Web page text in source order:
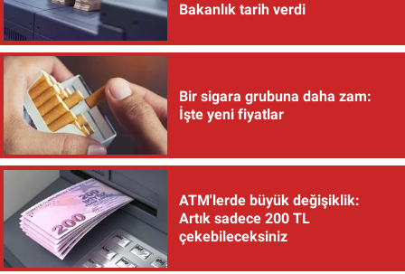
Bakanlık tarih verdi
Bir sigara grubuna daha zam:
İşte yeni fiyatlar
ATM'lerde büyük değişiklik:
Artık sadece 200 TL
çekebileceksiniz